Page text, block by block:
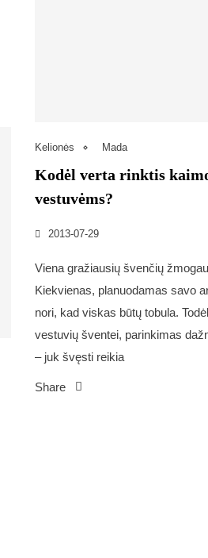
Kelionės Mada
Kodėl verta rinktis
vestuvėms?
2013-07-29
Viena gražiausių švenčių
Kiekvienas, planuodamas savo
nori, kad viskas būtų tobula.
vestuvių šventei, parinkimas
– juk švęsti reikia
Share